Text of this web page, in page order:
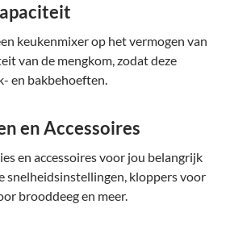
keukenmixer op het vermogen van
van de mengkom, zodat deze
en bakbehoeften.
en Accessoires
en accessoires voor jou belangrijk
snelheidsinstellingen, kloppers voor
brooddeeg en meer.